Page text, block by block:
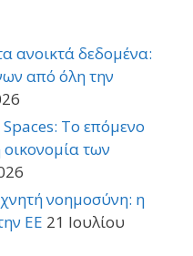
ανοικτά δεδομένα:
από όλη την
Το επόμενο
των
νοημοσύνη: η
ΕΕ 21 Ιουλίου